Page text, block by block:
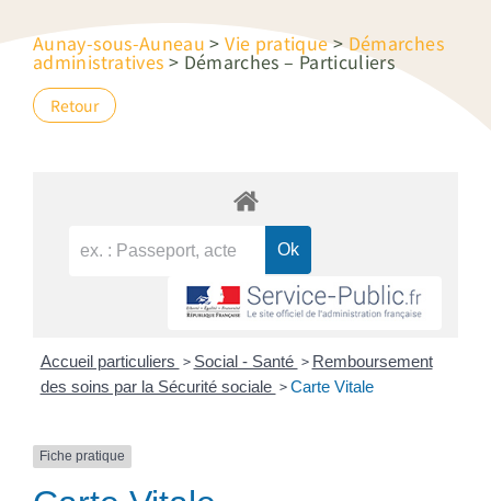
Aunay-sous-Auneau >Vie pratique>Démarches
administratives > Démarches – Particuliers
Retour
Accueil particuliers > Social - Santé > Remboursement
des soins par la Sécurité sociale > Carte Vitale
Fiche pratique